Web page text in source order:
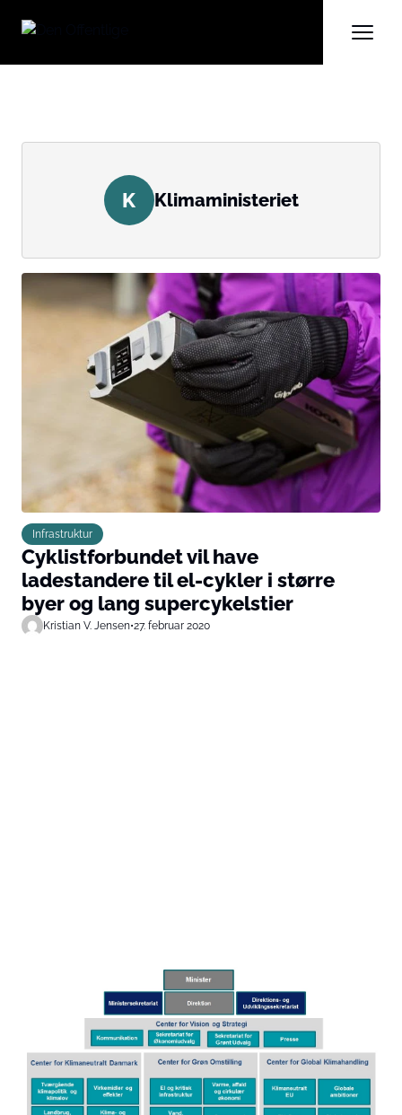
K Klimaministeriet
Infrastruktur
Cyklistforbundet vil have
ladestandere til el-cykler i større
byer og lang supercykelstier
Kristian V. Jensen•27. februar 2020